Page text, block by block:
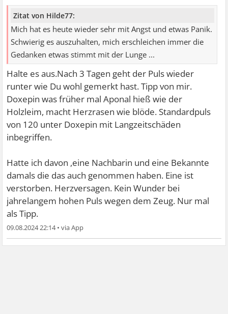
Zitat von Hilde77:
Mich hat es heute wieder sehr mit Angst und etwas Panik.
Schwierig es auszuhalten, mich erschleichen immer die
Gedanken etwas stimmt mit der Lunge ...
Halte es aus.Nach 3 Tagen geht der Puls wieder
runter wie Du wohl gemerkt hast. Tipp von mir.
Doxepin was früher mal Aponal hieß wie der
Holzleim, macht Herzrasen wie blöde. Standardpuls
von 120 unter Doxepin mit Langzeitschäden
inbegriffen.
Hatte ich davon ,eine Nachbarin und eine Bekannte
damals die das auch genommen haben. Eine ist
verstorben. Herzversagen. Kein Wunder bei
jahrelangem hohen Puls wegen dem Zeug. Nur mal
als Tipp.
09.08.2024 22:14•